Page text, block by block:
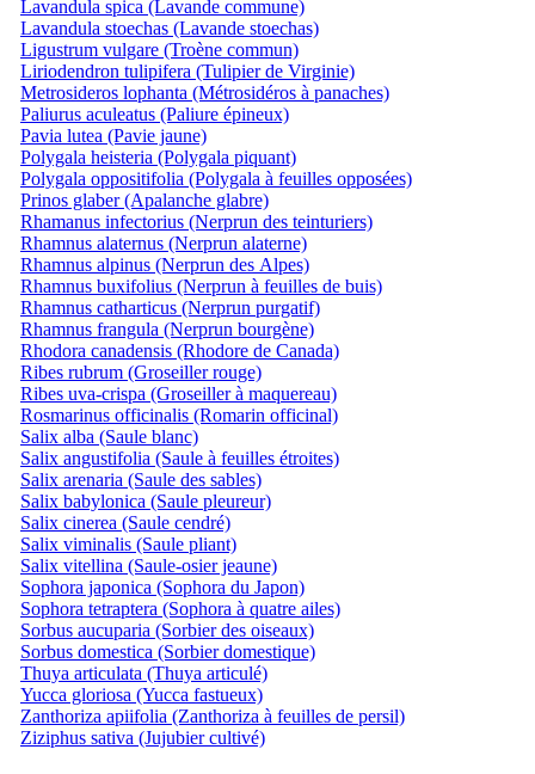
Lavandula spica (Lavande commune)
Lavandula stoechas (Lavande stoechas)
Ligustrum vulgare (Troène commun)
Liriodendron tulipifera (Tulipier de Virginie)
Metrosideros lophanta (Métrosidéros à panaches)
Paliurus aculeatus (Paliure épineux)
Pavia lutea (Pavie jaune)
Polygala heisteria (Polygala piquant)
Polygala oppositifolia (Polygala à feuilles opposées)
Prinos glaber (Apalanche glabre)
Rhamanus infectorius (Nerprun des teinturiers)
Rhamnus alaternus (Nerprun alaterne)
Rhamnus alpinus (Nerprun des Alpes)
Rhamnus buxifolius (Nerprun à feuilles de buis)
Rhamnus catharticus (Nerprun purgatif)
Rhamnus frangula (Nerprun bourgène)
Rhodora canadensis (Rhodore de Canada)
Ribes rubrum (Groseiller rouge)
Ribes uva-crispa (Groseiller à maquereau)
Rosmarinus officinalis (Romarin officinal)
Salix alba (Saule blanc)
Salix angustifolia (Saule à feuilles étroites)
Salix arenaria (Saule des sables)
Salix babylonica (Saule pleureur)
Salix cinerea (Saule cendré)
Salix viminalis (Saule pliant)
Salix vitellina (Saule-osier jeaune)
Sophora japonica (Sophora du Japon)
Sophora tetraptera (Sophora à quatre ailes)
Sorbus aucuparia (Sorbier des oiseaux)
Sorbus domestica (Sorbier domestique)
Thuya articulata (Thuya articulé)
Yucca gloriosa (Yucca fastueux)
Zanthoriza apiifolia (Zanthoriza à feuilles de persil)
Ziziphus sativa (Jujubier cultivé)